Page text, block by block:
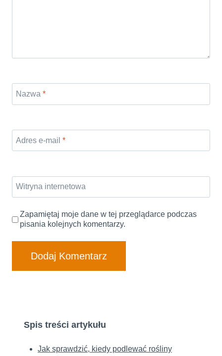
Nazwa *
Adres e-mail *
Witryna internetowa
Zapamiętaj moje dane w tej przeglądarce podczas
pisania kolejnych komentarzy.
Spis treści artykułu
Jak sprawdzić, kiedy podlewać rośliny